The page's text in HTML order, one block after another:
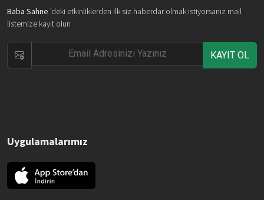
Baba Sahne 'deki etkinliklerden ilk siz haberdar olmak istiyorsanız mail
listemize kayıt olun
KAYIT OL
Uygulamalarımız